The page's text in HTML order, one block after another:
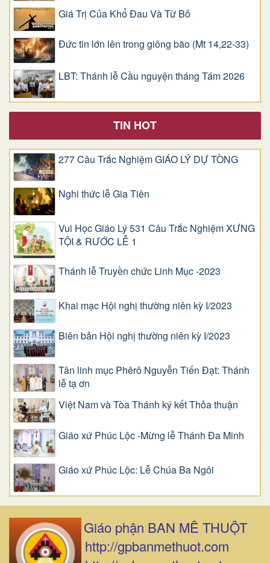
Giá Trị Của Khổ Ðau Và Từ Bỏ
Đức tin lớn lên trong giông bão (Mt 14,22-33)
LBT: Thánh lễ Cầu nguyện tháng Tám 2026
TIN HOT
277 Câu Trắc Nghiệm GIÁO LÝ DỰ TÒNG
Nghi thức lễ Gia Tiên
Vui Học Giáo Lý 531 Câu Trắc Nghiệm XƯNG
TỘI & RƯỚC LỄ 1
Thánh lễ Truyền chức Linh Mục -2023
Khai mạc Hội nghị thường niên kỳ I/2023
Biên bản Hội nghị thường niên kỳ I/2023
Tân linh mục Phêrô Nguyễn Tiến Đạt: Thánh
lễ tạ ơn
Việt Nam và Tòa Thánh ký kết Thỏa thuận
Giáo xứ Phúc Lộc -Mừng lễ Thánh Đa Minh
Giáo xứ Phúc Lộc: Lễ Chúa Ba Ngôi
Giáo phận BAN MÊ THUỘT
http://gpbanmethuot.com